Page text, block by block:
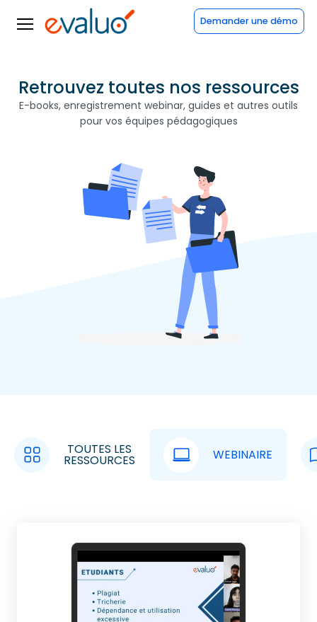
Demander une démo
Retrouvez toutes nos ressources
E-books, enregistrement webinar, guides et autres outils
pour vos équipes pédagogiques
TOUTES LES
RESSOURCES WEBINAIRE